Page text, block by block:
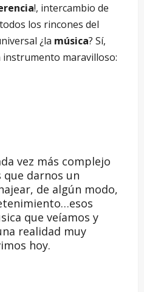
!, intercambio de
los rincones del
¿la música? Sí,
instrumento maravilloso:
vez más complejo
darnos un
de algún modo,
que veíamos y
realidad muy
hoy.